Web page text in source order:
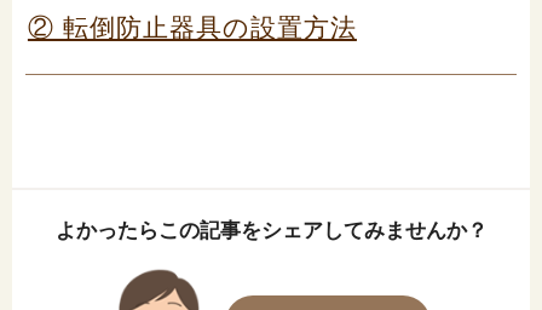
② 転倒防止器具の設置方法
よかったらこの記事をシェアしてみませんか？